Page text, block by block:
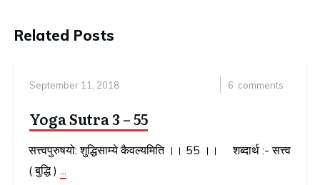
Related Posts
September 11, 2018 6 comments
Yoga Sutra 3 – 55
सत्त्वपुरुषयो: शुद्धिसाम्ये कैवल्यमिति ।। 55 ।। शब्दार्थ :- सत्त्व
( बुद्धि ) ...